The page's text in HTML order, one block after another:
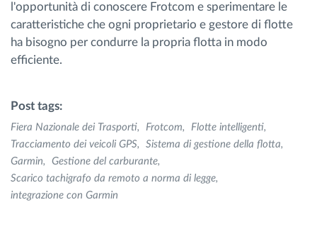
l'opportunità di conoscere Frotcom e sperimentare le
caratteristiche che ogni proprietario e gestore di flotte
ha bisogno per condurre la propria flotta in modo
efficiente.
Post tags:
Fiera Nazionale dei Trasporti Frotcom
Flotte intelligenti
Tracciamento dei veicoli GPS
Sistema di gestione della flotta
Garmin
Gestione del carburante
Scarico tachigrafo da remoto a norma di legge
integrazione con Garmin